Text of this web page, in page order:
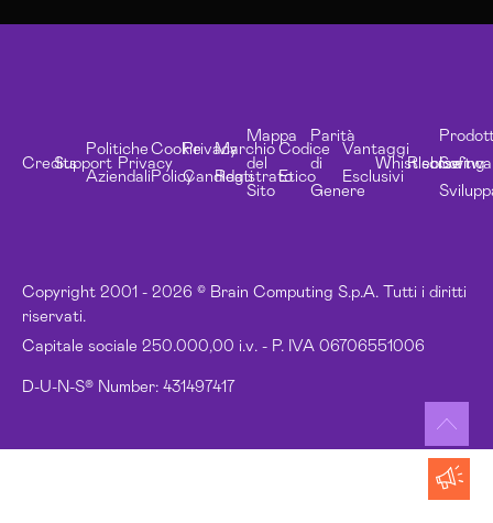
Copyright 2001 - 2026 © Brain Computing S.p.A. Tutti i diritti
riservati.
Capitale sociale 250.000,00 i.v. - P. IVA 06706551006
D-U-N-S® Number: 431497417
CreditsSupport
Politiche
Aziendali
Privacy
Cookie
Policy
Privacy
Candidati
Marchio
Registrato
Mappa
del
Sito
Codice
Etico
Parità
di
Genere
Vantaggi
Esclusivi
Whistleblowing
Risorse